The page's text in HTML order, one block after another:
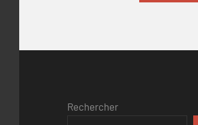
Rechercher